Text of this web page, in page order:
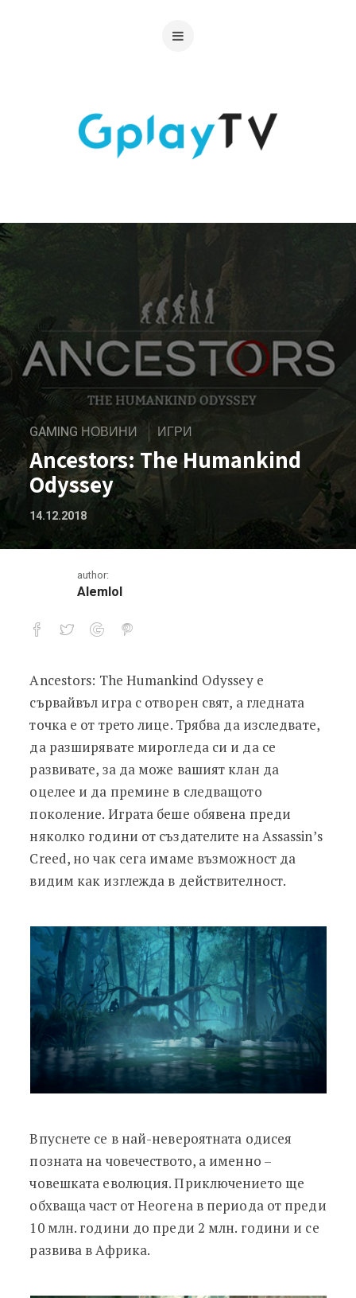
GAMING НОВИНИ ИГРИ
Ancestors: The Humankind
Odyssey
14.12.2018
author:
Alemlol
Ancestors: The Humankind Odyssey
Ancestors: The Humankind Odyssey е
сървайвъл игра с отворен свят, а гледната
точка е от трето лице. Трябва да изследвате,
да разширявате мирогледа си и да се
развивате, за да може вашият клан да
оцелее и да премине в следващото
поколение. Играта беше обявена преди
няколко години от създателите на Assassin’s
Creed, но чак сега имаме възможност да
видим как изглежда в действителност.
Впуснете се в най-невероятната одисея
позната на човечеството, а именно –
човешката еволюция. Приключението ще
обхваща част от Неогена в периода от преди
10 млн. години до преди 2 млн. години и се
развива в Африка.